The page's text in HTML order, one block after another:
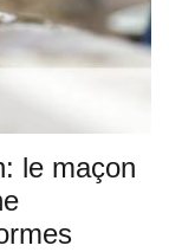
le maçon